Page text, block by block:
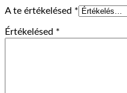
A te értékelésed *
Értékelésed *